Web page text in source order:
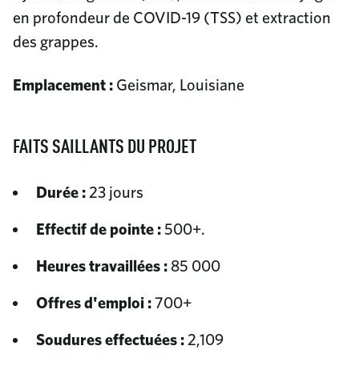
en profondeur de COVID-19 (TSS) et extraction
des grappes.
Emplacement : Geismar, Louisiane
FAITS SAILLANTS DU PROJET
Durée :23 jours
Effectif de pointe : 500+.
Heures travaillées : 85 000
Offres d'emploi :700+
Soudures effectuées :2,109